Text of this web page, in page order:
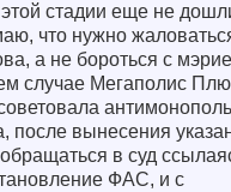
стадии еще не
что нужно
а не бороться с
случае Мегаполис
после вынесения
в суд
ФАС, и с